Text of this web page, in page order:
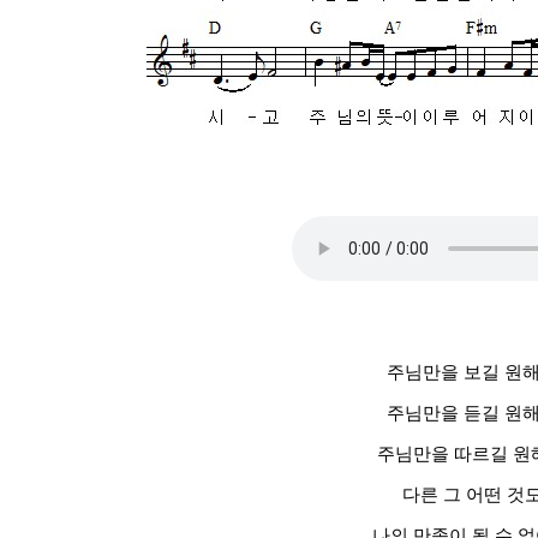
주님만을 보길 원
주님만을 듣길 원
주님만을 따르길 원
다른 그 어떤 것